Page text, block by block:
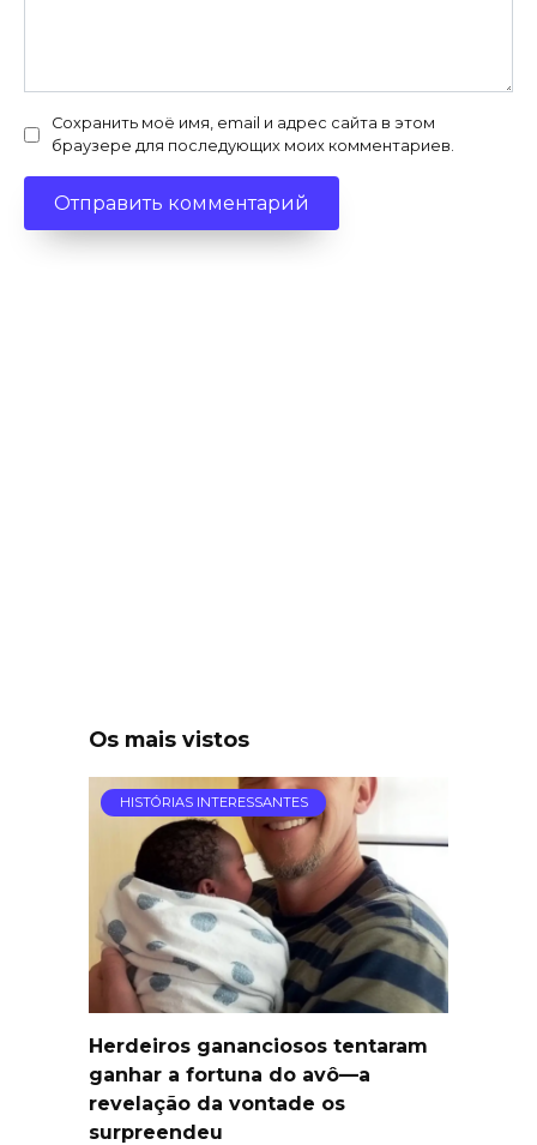
Сохранить моё имя, email и адрес сайта в этом
браузере для последующих моих комментариев.
Os mais vistos
HISTÓRIAS INTERESSANTES
Herdeiros gananciosos tentaram
ganhar a fortuna do avô—a
revelação da vontade os
surpreendeu